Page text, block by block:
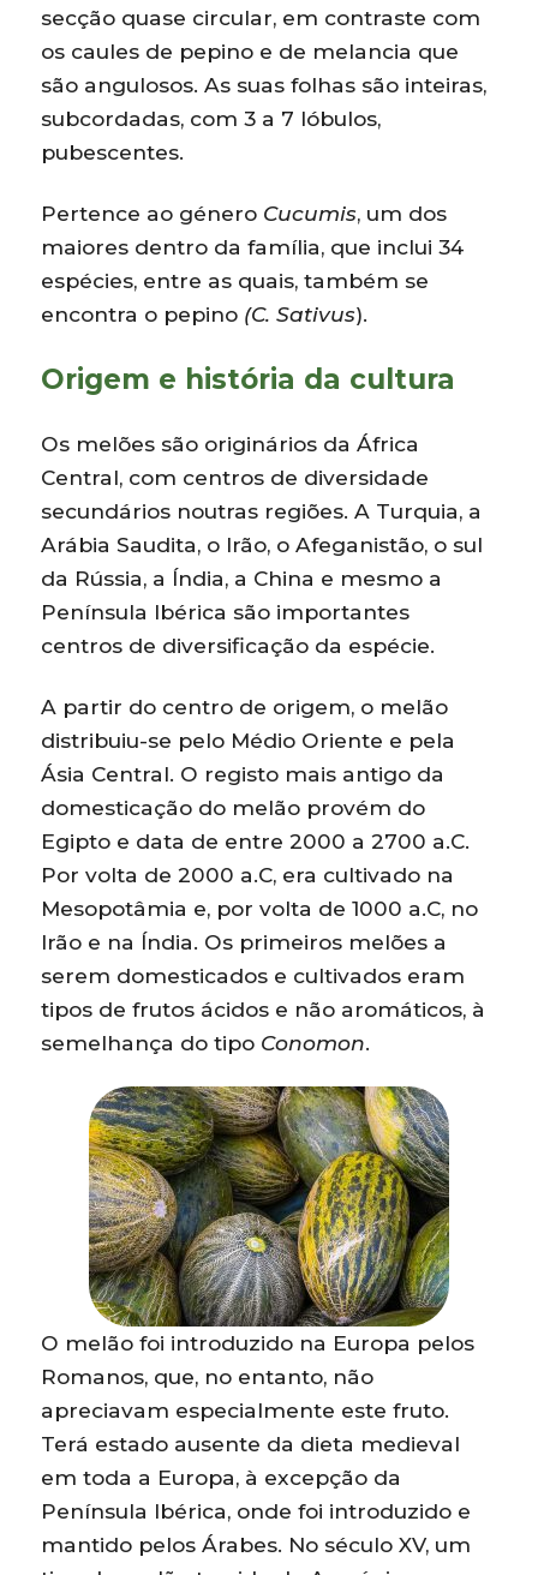
secção quase circular, em contraste com
os caules de pepino e de melancia que
são angulosos. As suas folhas são inteiras,
subcordadas, com 3 a 7 lóbulos,
pubescentes.
Pertence ao género Cucumis, um dos
maiores dentro da família, que inclui 34
espécies, entre as quais, também se
encontra o pepino (C. Sativus).
Origem e história da cultura
Os melões são originários da África
Central, com centros de diversidade
secundários noutras regiões. A Turquia, a
Arábia Saudita, o Irão, o Afeganistão, o sul
da Rússia, a Índia, a China e mesmo a
Península Ibérica são importantes
centros de diversificação da espécie.
A partir do centro de origem, o melão
distribuiu-se pelo Médio Oriente e pela
Ásia Central. O registo mais antigo da
domesticação do melão provém do
Egipto e data de entre 2000 a 2700 a.C.
Por volta de 2000 a.C, era cultivado na
Mesopotâmia e, por volta de 1000 a.C, no
Irão e na Índia. Os primeiros melões a
serem domesticados e cultivados eram
tipos de frutos ácidos e não aromáticos, à
semelhança do tipo Conomon.
O melão foi introduzido na Europa pelos
Romanos, que, no entanto, não
apreciavam especialmente este fruto.
Terá estado ausente da dieta medieval
em toda a Europa, à excepção da
Península Ibérica, onde foi introduzido e
mantido pelos Árabes. No século XV, um